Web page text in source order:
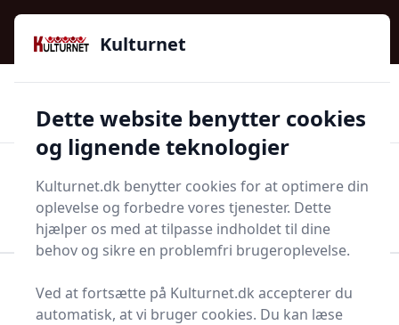
Kulturnet - Alt Det Gode I Livet | Din Kulturguide Siden
2016
97 kategorier 👍Kun godkendte butikker
Start søgning
Start søgning
Forside Bolig og indretning
Alarmer og sikkerhed
Sikkerhedsgitter
Kulturnet
Dette website benytter cookies
og lignende teknologier
Kulturnet.dk benytter cookies for at optimere din
oplevelse og forbedre vores tjenester. Dette
hjælper os med at tilpasse indholdet til dine
behov og sikre en problemfri brugeroplevelse.
Ved at fortsætte på Kulturnet.dk accepterer du
automatisk, at vi bruger cookies. Du kan læse